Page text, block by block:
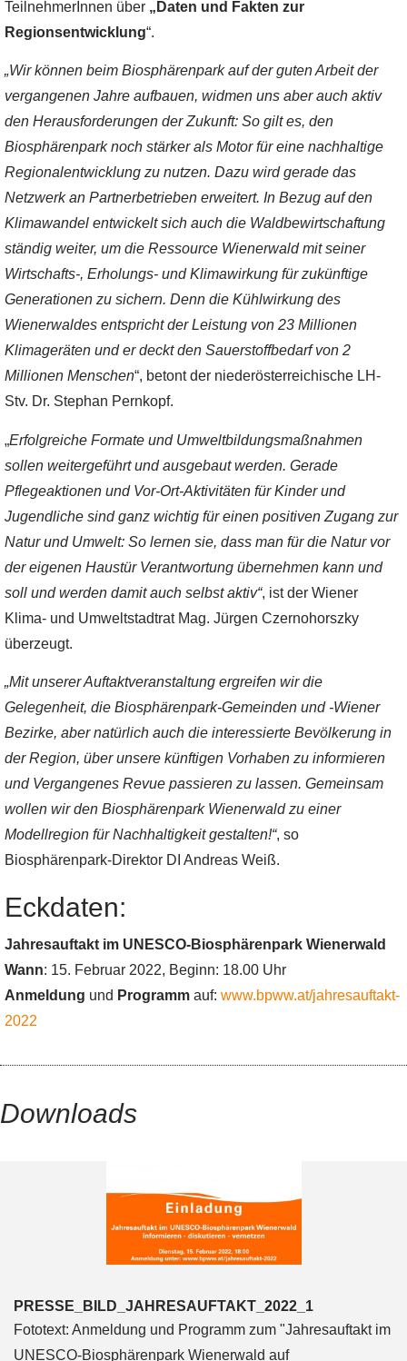
TeilnehmerInnen über „Daten und Fakten zur
Regionsentwicklung“.
„Wir können beim Biosphärenpark auf der guten Arbeit der
vergangenen Jahre aufbauen, widmen uns aber auch aktiv
den Herausforderungen der Zukunft: So gilt es, den
Biosphärenpark noch stärker als Motor für eine nachhaltige
Regionalentwicklung zu nutzen. Dazu wird gerade das
Netzwerk an Partnerbetrieben erweitert. In Bezug auf den
Klimawandel entwickelt sich auch die Waldbewirtschaftung
ständig weiter, um die Ressource Wienerwald mit seiner
Wirtschafts-, Erholungs- und Klimawirkung für zukünftige
Generationen zu sichern. Denn die Kühlwirkung des
Wienerwaldes entspricht der Leistung von 23 Millionen
Klimageräten und er deckt den Sauerstoffbedarf von 2
Millionen Menschen“, betont der niederösterreichische LH-
Stv. Dr. Stephan Pernkopf.
„Erfolgreiche Formate und Umweltbildungsmaßnahmen
sollen weitergeführt und ausgebaut werden. Gerade
Pflegeaktionen und Vor-Ort-Aktivitäten für Kinder und
Jugendliche sind ganz wichtig für einen positiven Zugang zur
Natur und Umwelt: So lernen sie, dass man für die Natur vor
der eigenen Haustür Verantwortung übernehmen kann und
soll und werden damit auch selbst aktiv“, ist der Wiener
Klima- und Umweltstadtrat Mag. Jürgen Czernohorszky
überzeugt.
„Mit unserer Auftaktveranstaltung ergreifen wir die
Gelegenheit, die Biosphärenpark-Gemeinden und -Wiener
Bezirke, aber natürlich auch die interessierte Bevölkerung in
der Region, über unsere künftigen Vorhaben zu informieren
und Vergangenes Revue passieren zu lassen. Gemeinsam
wollen wir den Biosphärenpark Wienerwald zu einer
Modellregion für Nachhaltigkeit gestalten!“, so
Biosphärenpark-Direktor DI Andreas Weiß.
Eckdaten:
Jahresauftakt im UNESCO-Biosphärenpark Wienerwald
Wann: 15. Februar 2022, Beginn: 18.00 Uhr
Anmeldung und Programm auf: www.bpww.at/jahresauftakt-
2022
Downloads
PRESSE_BILD_JAHRESAUFTAKT_2022_1
Fototext: Anmeldung und Programm zum "Jahresauftakt im
UNESCO-Biosphärenpark Wienerwald auf